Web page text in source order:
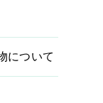
について